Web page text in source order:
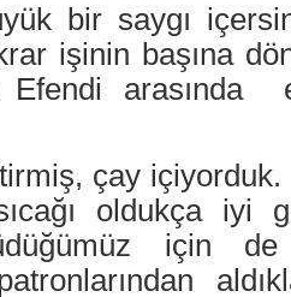
bir saygı
işinin başına
arasında
çay içiyorduk.
oldukça iyi
için